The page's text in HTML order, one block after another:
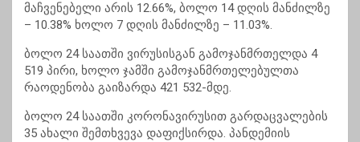
მაჩვენებელი არის 12.66%, ბოლო 14 დღის მანძილზე
– 10.38% ხოლო 7 დღის მანძილზე – 11.03%.
ბოლო 24 საათში ვირუსისგან გამოჯანმრთელდა 4
519 პირი, ხოლო ჯამში გამოჯანმრთელებულთა
რაოდენობა გაიზარდა 421 532-მდე.
ბოლო 24 საათში კორონავირუსით გარდაცვალების
35 ახალი შემთხვევა დაფიქსირდა. პანდემიის